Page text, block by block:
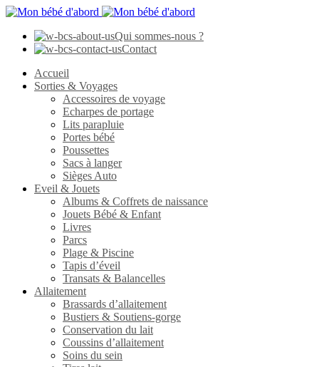
Qui sommes-nous ?
Contact
Accueil
Sorties & Voyages
Accessoires de voyage
Echarpes de portage
Lits parapluie
Portes bébé
Poussettes
Sacs à langer
Sièges Auto
Eveil & Jouets
Albums & Coffrets de naissance
Jouets Bébé & Enfant
Livres
Parcs
Plage & Piscine
Tapis d’éveil
Transats & Balancelles
Allaitement
Brassards d’allaitement
Bustiers & Soutiens-gorge
Conservation du lait
Coussins d’allaitement
Soins du sein